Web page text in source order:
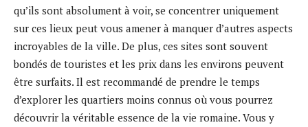
qu’ils sont absolument à voir, se concentrer uniquement
sur ces lieux peut vous amener à manquer d’autres aspects
incroyables de la ville. De plus, ces sites sont souvent
bondés de touristes et les prix dans les environs peuvent
être surfaits. Il est recommandé de prendre le temps
d’explorer les quartiers moins connus où vous pourrez
découvrir la véritable essence de la vie romaine. Vous y